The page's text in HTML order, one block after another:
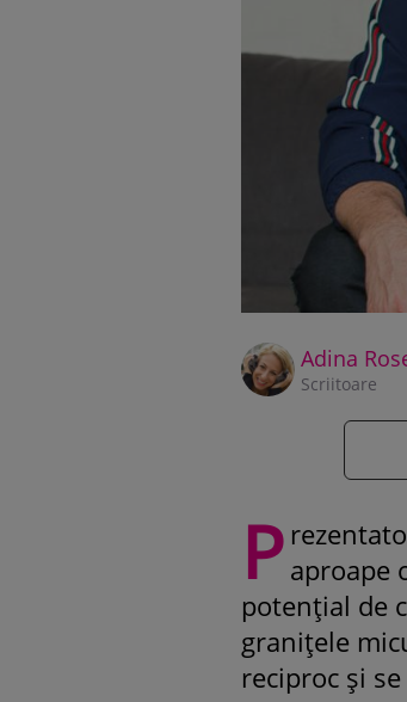
Adina
Scriitoare
P aproape
potențial de
granițele
reciproc și